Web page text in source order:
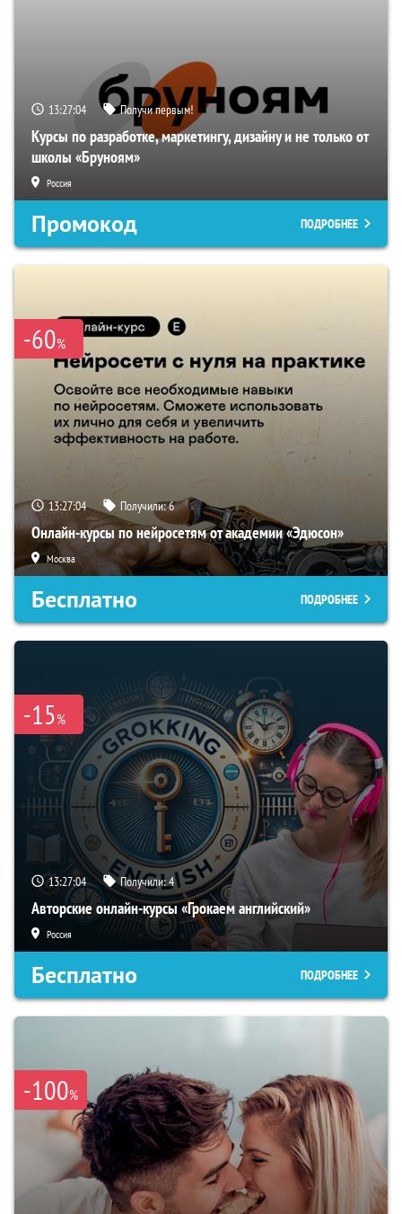
13:27:03 Получи первым!
Курсы по разработке, маркетингу, дизайну и не только от
школы «Бруноям»
Россия
Промокод ПОДРОБНЕЕ
-60%
13:27:03 Получили:6
Онлайн-курсы по нейросетям от академии «Эдюсон»
Москва
Бесплатно ПОДРОБНЕЕ
-15%
13:27:03 Получили:4
Авторские онлайн-курсы «Грокаем английский»
Россия
Бесплатно ПОДРОБНЕЕ
-100%